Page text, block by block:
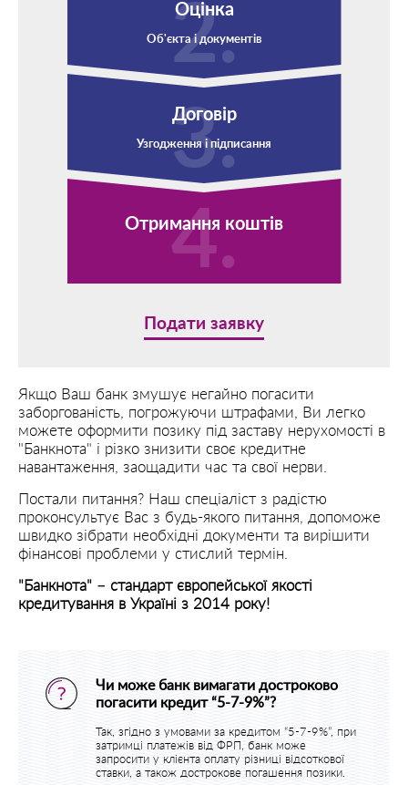
Оцінка
Об'єкта і документів
Договір
Узгодження і підписання
Отримання коштів
Подати заявку
Якщо Ваш банк змушує негайно погасити
заборгованість, погрожуючи штрафами, Ви легко
можете оформити позику під заставу нерухомості в
"Банкнота" і різко знизити своє кредитне
навантаження, заощадити час та свої нерви.
Постали питання? Наш спеціаліст з радістю
проконсультує Вас з будь-якого питання, допоможе
швидко зібрати необхідні документи та вирішити
фінансові проблеми у стислий термін.
"Банкнота" – стандарт європейської якості
кредитування в Україні з 2014 року!
Чи може банк вимагати достроково
погасити кредит “5-7-9%”?
Так, згідно з умовами за кредитом “5-7-9%”, при
затримці платежів від ФРП, банк може
запросити у клієнта оплату різниці відсоткової
ставки, а також дострокове погашення позики.